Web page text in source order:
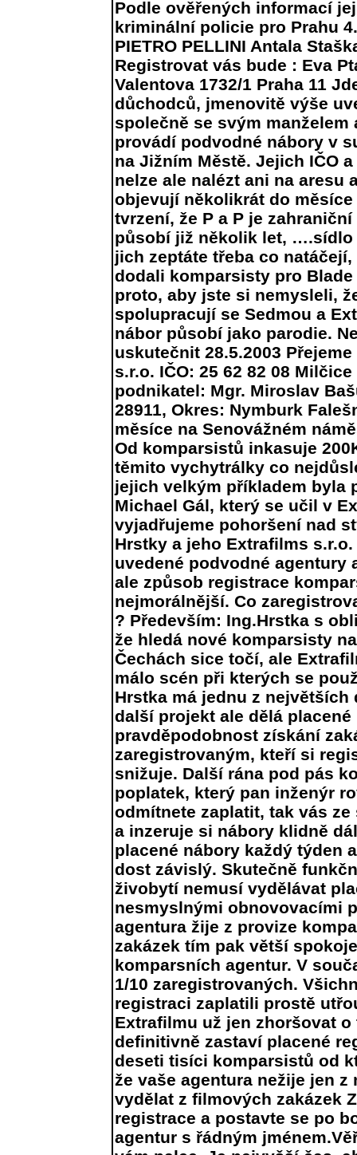
Podle ověřených informací
kriminální policie pro Prahu
PIETRO PELLINI Antala
Registrovat vás bude : Eva
Valentova 1732/1 Praha 11
důchodců, jmenovitě výše
společně se svým
provádí podvodné nábory v
na Jižním Městě. Jejich IČO
nelze ale nalézt ani na aresu
objevují několikrát do
tvrzení, že P a P je
působí již několik let, ….sídlo
jich zeptáte třeba co
dodali komparsisty pro
proto, aby jste si nemysleli,
spolupracují se Sedmou a
nábor působí jako parodie.
uskutečnit 28.5.2003
s.r.o. IČO: 25 62 82 08
podnikatel: Mgr. Miroslav
28911, Okres: Nymburk
měsíce na Senovážném
Od komparsistů inkasuje
těmito vychytrálky co
jejich velkým příkladem byla
Michael Gál, který se učil v
vyjadřujeme pohoršení nad
Hrstky a jeho Extrafilms
uvedené podvodné
ale způsob registrace
nejmorálnější. Co
? Především: Ing.Hrstka s
že hledá nové komparsisty
Čechách sice točí, ale
málo scén při kterých se
Hrstka má jednu z největších
další projekt ale dělá
pravděpodobnost získání
zaregistrovaným, kteří si
snižuje. Další rána pod pás
poplatek, který pan inženýr
odmítnete zaplatit, tak vás
a inzeruje si nábory klidně
placené nábory každý týden
dost závislý. Skutečně
živobytí nemusí vydělávat
nesmyslnými obnovovacími
agentura žije z provize
zakázek tím pak větší
komparsních agentur. V
1/10 zaregistrovaných.
registraci zaplatili prostě
Extrafilmu už jen zhoršovat
definitivně zastaví placené
deseti tisíci komparsistů od
že vaše agentura nežije jen
vydělat z filmových zakázek
registrace a postavte se po
agentur s řádným